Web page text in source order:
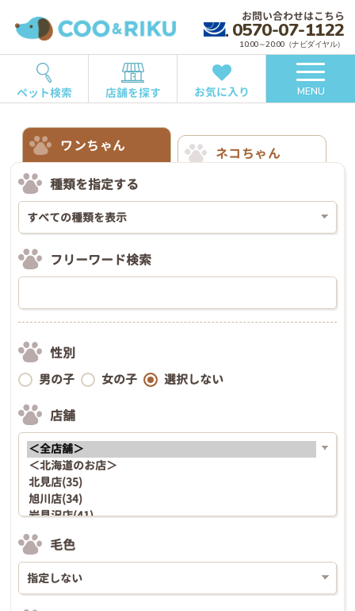
お問い合わせはこちら
0570-07-1122
10:00～20:00（ナビダイヤル）
ペット検索 店舗を探す お気に入り MENU
ワンちゃん
ネコちゃん
種類を指定する
フリーワード検索
性別
男の子 女の子 選択しない
店舗
毛色